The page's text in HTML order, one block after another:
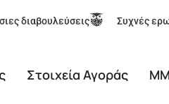
διαβουλεύσεις Συχνές
Στοιχεία Αγοράς